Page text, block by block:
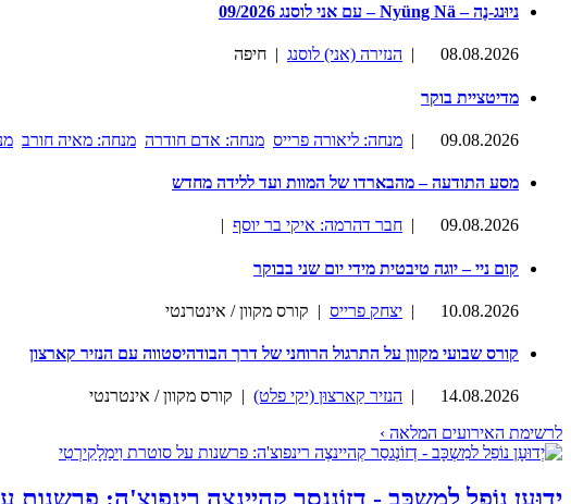
ניוּנג-נֶה – Nyüng Nä – עם אני לוסנג 09/2026
08.08.2026
| הנזירה (אני) לוסנג | חיפה
מדיטציית בוקר
09.08.2026
| מנחה: ליאורה פרייס מנחה: אדם חודרה מנחה: מאיה חורב
מסע התודעה – מהבארדו של המוות ועד ללידה מחדש
09.08.2026
| חבר דהרמה: איקי בר יוסף |
קום ניי – יוגה טיבטית מידי יום שני בבוקר
10.08.2026
| יצחק פרייס | קורס מקוון / אינטרנטי
קורס שבועי מקוון על התרגול הרוחני של דרך הבודהיסטווה עם הנזיר קארצון
14.08.2026
| הנזיר קַארצוּן (יקי פלט) | קורס מקוון / אינטרנטי
לרשימת האירועים המלאה ›